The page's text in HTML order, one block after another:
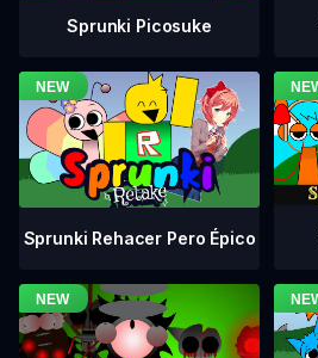
Sprunki Picosuke
Sprunki Rehacer Pero Épico